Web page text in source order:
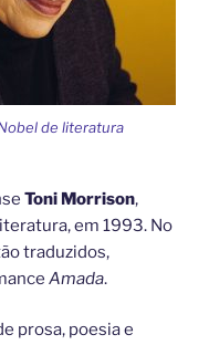
de literatura
Toni Morrison,
em 1993. No
traduzidos,
Amada.
prosa, poesia e